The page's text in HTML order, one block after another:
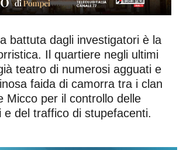
battuta dagli investigatori è la
Il quartiere negli ultimi
teatro di numerosi agguati e
faida di camorra tra i clan
Micco per il controllo delle
e del traffico di stupefacenti.